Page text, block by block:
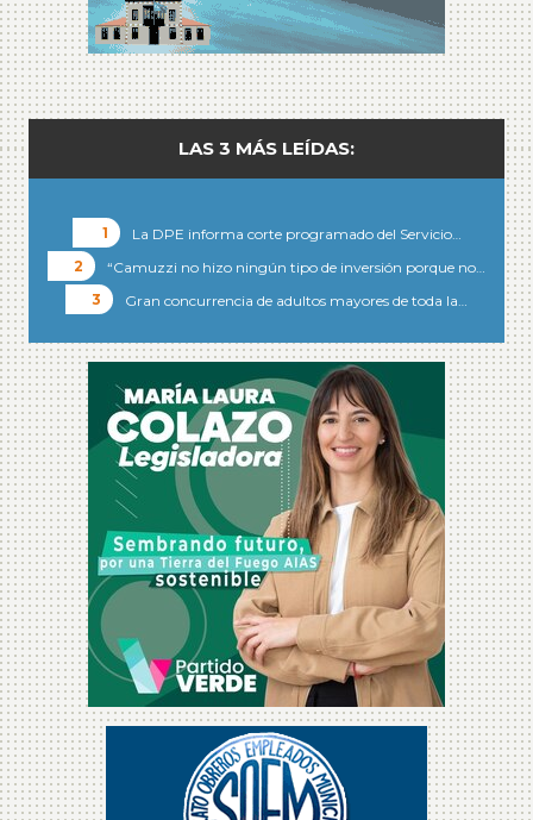
LAS 3 MÁS LEÍDAS:
La DPE informa corte programado del Servicio…
“Camuzzi no hizo ningún tipo de inversión porque no…
Gran concurrencia de adultos mayores de toda la…